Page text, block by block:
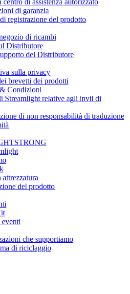
centro di assistenza autorizzato
di garanzia
registrazione del prodotto
di ricambi
Distributore
del Distributore
sulla privacy
brevetti dei prodotti
Condizioni
Streamlight relative agli invii di
di non responsabilità di traduzione
attrezzatura
del prodotto
eventi
che supportiamo
di riciclaggio